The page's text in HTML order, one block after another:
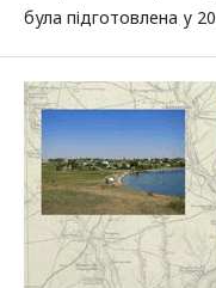
була підготовлена у